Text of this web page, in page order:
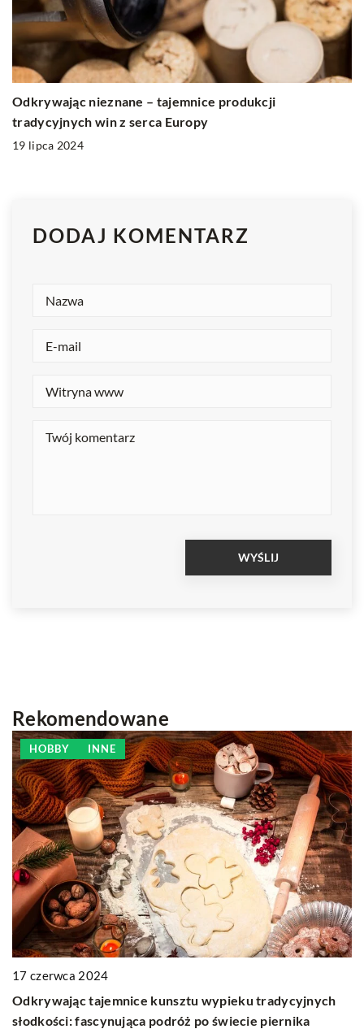
Odkrywając nieznane – tajemnice produkcji
tradycyjnych win z serca Europy
19 lipca 2024
DODAJ KOMENTARZ
Rekomendowane
HOBBY INNE
17 czerwca 2024
Odkrywając tajemnice kunsztu wypieku tradycyjnych
słodkości: fascynująca podróż po świecie piernika